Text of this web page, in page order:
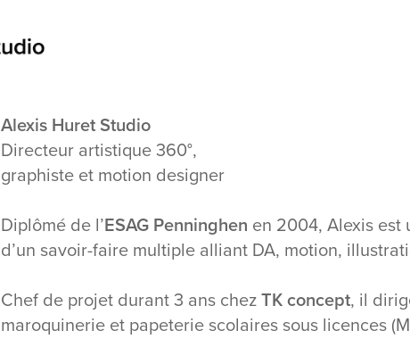
Alexis Huret Studio
Directeur artistique 360°,
graphiste et motion designer
Diplômé de l’ESAG Penninghen en 2004, Alexis est
d’un savoir-faire multiple alliant DA, motion,
Chef de projet durant 3 ans chezTK concept, il
maroquinerie et papeterie scolaires sous licences